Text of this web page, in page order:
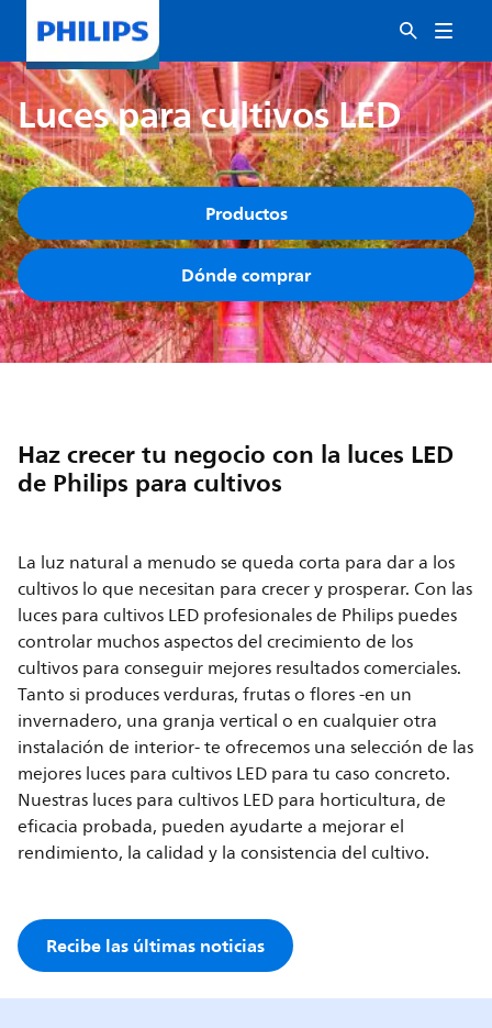
Luces para cultivos LED
Productos
Dónde comprar
Haz crecer tu negocio con la luces LED
de Philips para cultivos
La luz natural a menudo se queda corta para dar a los
cultivos lo que necesitan para crecer y prosperar. Con las
luces para cultivos LED profesionales de Philips puedes
controlar muchos aspectos del crecimiento de los
cultivos para conseguir mejores resultados comerciales.
Tanto si produces verduras, frutas o flores -en un
invernadero, una granja vertical o en cualquier otra
instalación de interior- te ofrecemos una selección de las
mejores luces para cultivos LED para tu caso concreto.
Nuestras luces para cultivos LED para horticultura, de
eficacia probada, pueden ayudarte a mejorar el
rendimiento, la calidad y la consistencia del cultivo.
Recibe las últimas noticias